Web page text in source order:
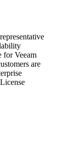
for Veeam
are